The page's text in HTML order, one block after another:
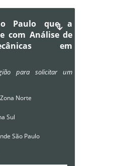
Paulo que a
com Análise de
em
para solicitar um
Zona Norte
Sul
São Paulo